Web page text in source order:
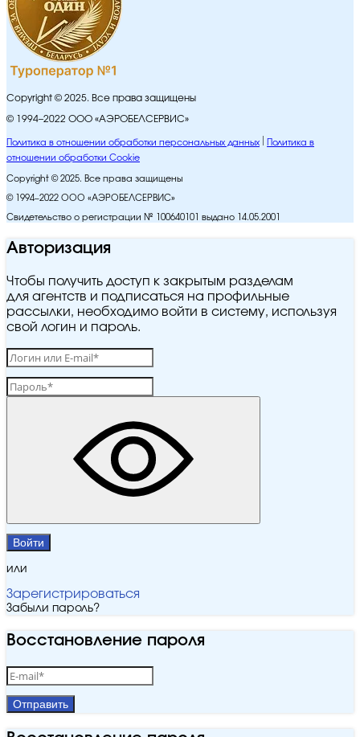
Copyright © 2025. Все права защищены
© 1994–2022 ООО «АЭРОБЕЛСЕРВИС»
Политика в отношении обработки персональных данных
Политика в
отношении обработки Cookie
Copyright © 2025. Все права защищены
© 1994–2022 ООО «АЭРОБЕЛСЕРВИС»
Свидетельство о регистрации № 100640101 выдано 14.05.2001
Авторизация
Чтобы получить доступ к закрытым разделам
для агентств и подписаться на профильные
рассылки, необходимо войти в систему, используя
свой логин и пароль.
Войти
или
Зарегистрироваться
Забыли пароль?
Восстановление пароля
Отправить